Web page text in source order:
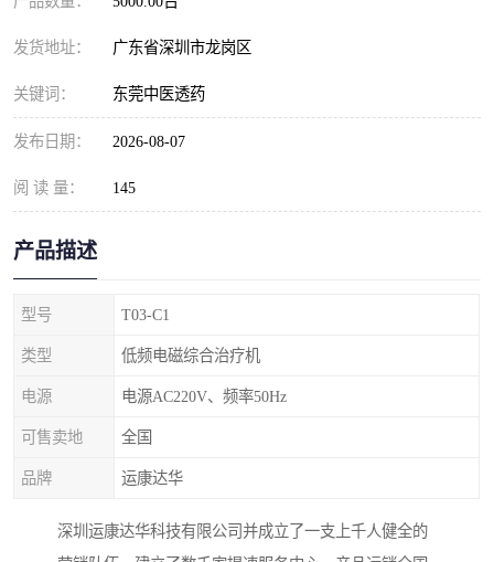
发货地址： 广东省深圳市龙岗区
关键词： 东莞中医透药
发布日期： 2026-08-07
阅 读 量： 145
产品描述
型号 T03-C1
类型 低频电磁综合治疗机
电源 电源AC220V、频率50Hz
可售卖地 全国
品牌 运康达华
深圳运康达华科技有限公司并成立了一支上千人健全的